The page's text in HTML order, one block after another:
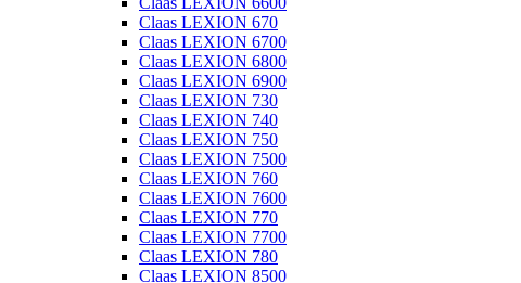
Claas LEXION 670
Claas LEXION 6700
Claas LEXION 6800
Claas LEXION 6900
Claas LEXION 730
Claas LEXION 740
Claas LEXION 750
Claas LEXION 7500
Claas LEXION 760
Claas LEXION 7600
Claas LEXION 770
Claas LEXION 7700
Claas LEXION 780
Claas LEXION 8500